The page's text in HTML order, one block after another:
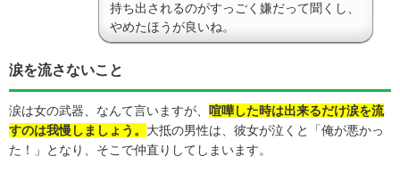
持ち出されるのがすっごく嫌だって聞くし、
やめたほうが良いね。
涙を流さないこと
涙は女の武器、なんて言いますが、
喧嘩した時は出来るだけ涙を流
すのは我慢しましょう。 大抵の男性は、彼女が泣くと「俺が悪かっ
た！」となり、そこで仲直りしてしまいます。